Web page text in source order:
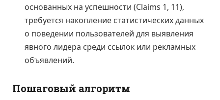
основанных на успешности (Claims 1, 11),
требуется накопление статистических данных
о поведении пользователей для выявления
явного лидера среди ссылок или рекламных
объявлений.
Пошаговый алгоритм